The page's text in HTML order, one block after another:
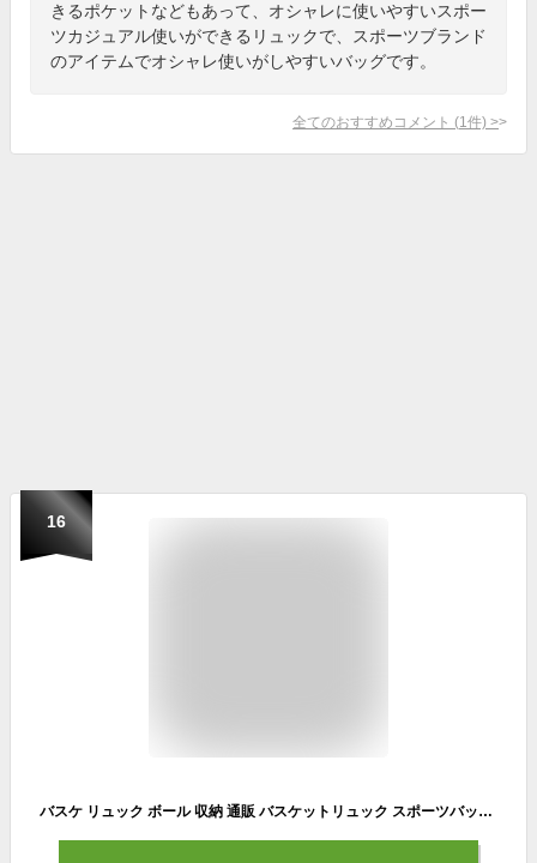
きるポケットなどもあって、オシャレに使いやすいスポー
ツカジュアル使いができるリュックで、スポーツブランド
のアイテムでオシャレ使いがしやすいバッグです。
全てのおすすめコメント (1 件) >
16
バスケ リュック ボール 収納 通販 バスケットリュック スポーツバッグ リュックサック サッカー バック バックパック デイパック ジムバック 多機能 撥水 はっ水 軽量 大容量 シューズ収納 独立スペース バスケットボール バレーボール フィットネス